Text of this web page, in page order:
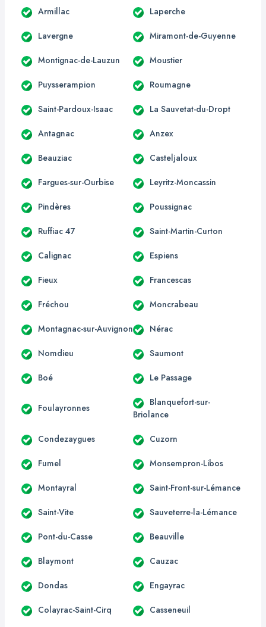
Armillac Laperche
Lavergne Miramont-de-Guyenne
Montignac-de-Lauzun Moustier
Puysserampion Roumagne
Saint-Pardoux-Isaac La Sauvetat-du-Dropt
Antagnac Anzex
Beauziac Casteljaloux
Fargues-sur-Ourbise Leyritz-Moncassin
Pindères Poussignac
Ruffiac 47 Saint-Martin-Curton
Calignac Espiens
Fieux Francescas
Fréchou Moncrabeau
Montagnac-sur-Auvignon Nérac
Nomdieu Saumont
Boé Le Passage
Foulayronnes
Blanquefort-sur-
Briolance
Condezaygues Cuzorn
Fumel Monsempron-Libos
Montayral Saint-Front-sur-Lémance
Saint-Vite Sauveterre-la-Lémance
Pont-du-Casse Beauville
Blaymont Cauzac
Dondas Engayrac
Colayrac-Saint-Cirq Casseneuil